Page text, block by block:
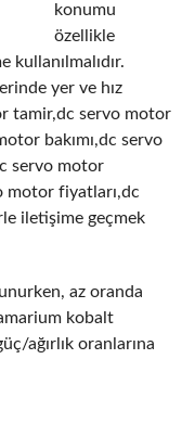
konumu
özellikle
yer ve hız
tamir,dc servo motor
bakımı,dc servo
servo motor
motor fiyatları,dc
iletişime geçmek
az oranda
kobalt
ağırlık oranlarına